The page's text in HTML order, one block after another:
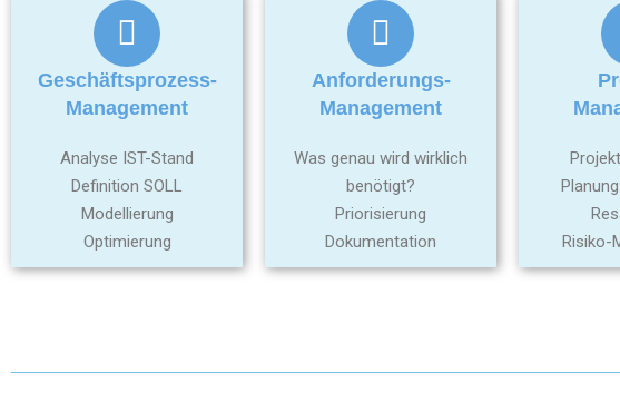
Geschäftsprozess-
Management
Analyse IST-Stand
Definition SOLL
Modellierung
Optimierung
Anforderungs-
Management
Was genau wird wirklich
benötigt?
Priorisierung
Dokumentation
Risiko-